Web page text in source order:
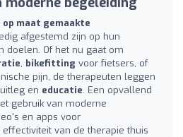
op maat gemaakte
afgestemd zijn op hun
doelen. Of het nu gaat om
, bikefitting voor fietsers, of
pijn, de therapeuten leggen
en educatie. Een opvallend
gebruik van moderne
en apps voor
van de therapie thuis